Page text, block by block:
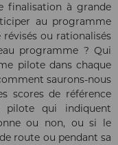
finalisation à grande
au programme
ou rationalisés
programme ? Qui
pilote dans chaque
saurons-nous
scores de référence
pilote qui indiquent
ou non, ou si le
route ou pendant sa